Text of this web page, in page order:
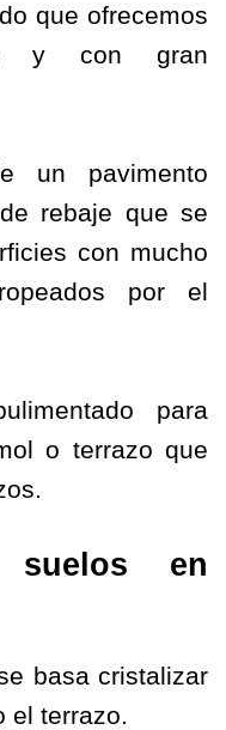
que ofrecemos
y con gran
un pavimento
rebaje que se
con mucho
por el
para
o terrazo que
suelos en
basa cristalizar
el terrazo.